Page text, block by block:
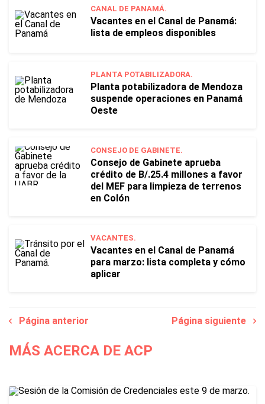
CANAL DE PANAMÁ.
Vacantes en el Canal de Panamá:
lista de empleos disponibles
PLANTA POTABILIZADORA.
Planta potabilizadora de Mendoza
suspende operaciones en Panamá
Oeste
CONSEJO DE GABINETE.
Consejo de Gabinete aprueba
crédito de B/.25.4 millones a favor
del MEF para limpieza de terrenos
en Colón
VACANTES.
Vacantes en el Canal de Panamá
para marzo: lista completa y cómo
aplicar
Página anterior Página siguiente
MÁS ACERCA DE ACP